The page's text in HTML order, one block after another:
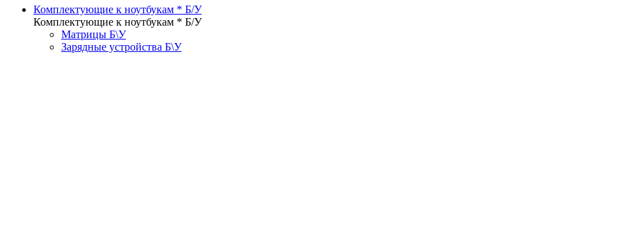
Комплектующие к ноутбукам * Б/У
Комплектующие к ноутбукам * Б/У
Матрицы Б\У
Зарядные устройства Б\У